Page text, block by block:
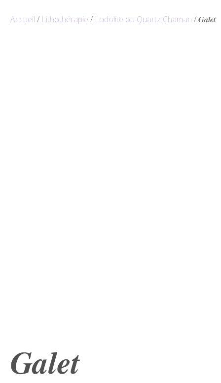
Accueil / Lithothérapie / Lodolite ou Quartz Chaman / 𝑮𝒂𝒍𝒆𝒕
𝑮𝒂𝒍𝒆𝒕